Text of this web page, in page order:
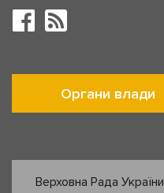
Органи влади
Верховна Рада України